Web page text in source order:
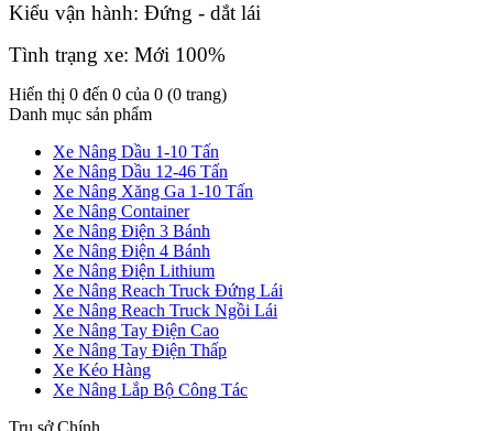
Kiểu vận hành: Đứng - dắt lái
Tình trạng xe: Mới 100%
Hiển thị 0 đến 0 của 0 (0 trang)
Danh mục sản phẩm
Xe Nâng Dầu 1-10 Tấn
Xe Nâng Dầu 12-46 Tấn
Xe Nâng Xăng Ga 1-10 Tấn
Xe Nâng Container
Xe Nâng Điện 3 Bánh
Xe Nâng Điện 4 Bánh
Xe Nâng Điện Lithium
Xe Nâng Reach Truck Đứng Lái
Xe Nâng Reach Truck Ngồi Lái
Xe Nâng Tay Điện Cao
Xe Nâng Tay Điện Thấp
Xe Kéo Hàng
Xe Nâng Lắp Bộ Công Tác